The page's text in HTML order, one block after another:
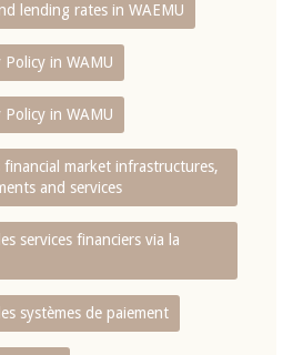
lending rates in WAEMU
in WAMU
in WAMU
financial market infrastructures,
and services
services financiers via la
systèmes de paiement